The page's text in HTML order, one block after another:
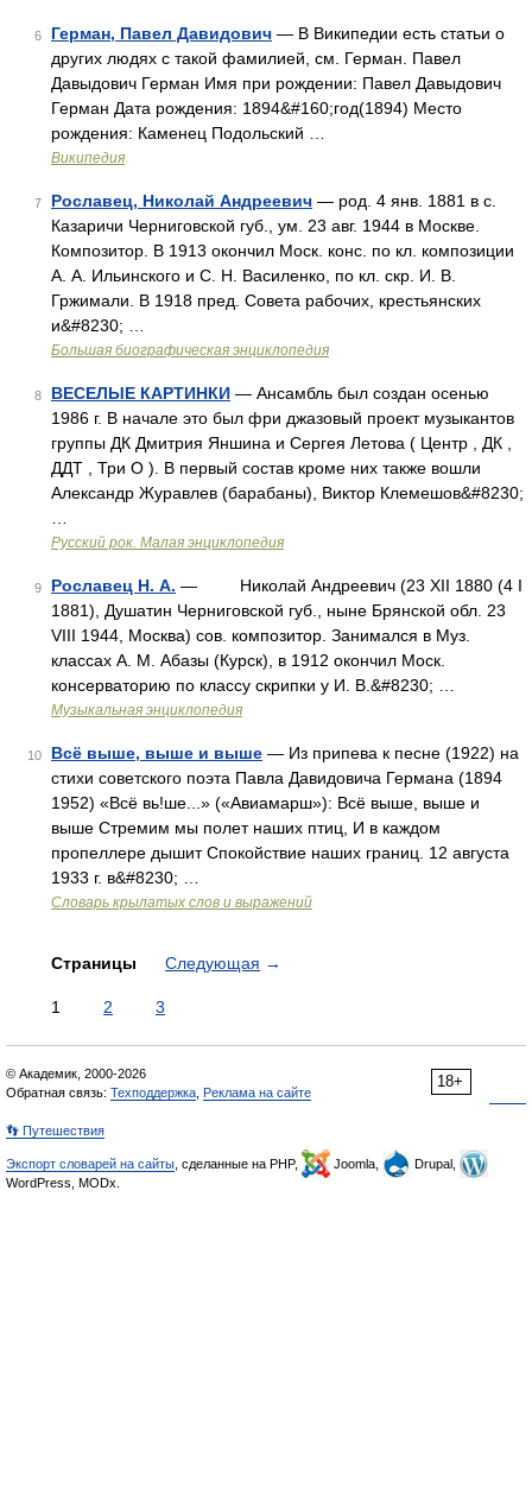
6 Герман, Павел Давидович — В Википедии есть статьи о
других людях с такой фамилией, см. Герман. Павел
Давыдович Герман Имя при рождении: Павел Давыдович
Герман Дата рождения: 1894&#160;год(1894) Место
рождения: Каменец Подольский …
Википедия
7 Рославец, Николай Андреевич — род. 4 янв. 1881 в с.
Казаричи Черниговской губ., ум. 23 авг. 1944 в Москве.
Композитор. В 1913 окончил Моск. конс. по кл. композиции
А. А. Ильинского и С. Н. Василенко, по кл. скр. И. В.
Гржимали. В 1918 пред. Совета рабочих, крестьянских
и&#8230; …
Большая биографическая энциклопедия
8 ВЕСЕЛЫЕ КАРТИНКИ — Ансамбль был создан осенью
1986 г. В начале это был фри джазовый проект музыкантов
группы ДК Дмитрия Яншина и Сергея Летова ( Центр , ДК ,
ДДТ , Три О ). В первый состав кроме них также вошли
Александр Журавлев (барабаны), Виктор Клемешов&#8230;
Русский рок. Малая энциклопедия
9 Рославец Н. А. — Николай Андреевич (23 XII 1880 (4 I
1881), Душатин Черниговской губ., ныне Брянской обл. 23
VIII 1944, Москва) сов. композитор. Занимался в Муз.
классах А. М. Абазы (Курск), в 1912 окончил Моск.
консерваторию по классу скрипки у И. В.&#8230; …
Музыкальная энциклопедия
10 Всё выше, выше и выше — Из припева к песне (1922) на
стихи советского поэта Павла Давидовича Германа (1894
1952) «Всё вь!ше...» («Авиамарш»): Всё выше, выше и
выше Стремим мы полет наших птиц, И в каждом
пропеллере дышит Спокойствие наших границ. 12 августа
1933 г. в&#8230; …
Словарь крылатых слов и выражений
Страницы Следующая →
1 2 3
18+
© Академик, 2000-2026
Обратная связь: Техподдержка Реклама на сайте
👣 Путешествия
Экспорт словарей на сайты , сделанные на PHP, Joomla,
Drupal,
WordPress, MODx.